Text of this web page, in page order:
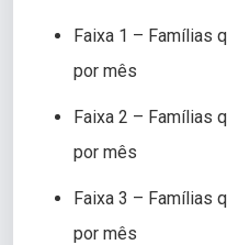
Faixa 1 – Famílias
por mês
Faixa 2 – Famílias
por mês
Faixa 3 – Famílias
por mês